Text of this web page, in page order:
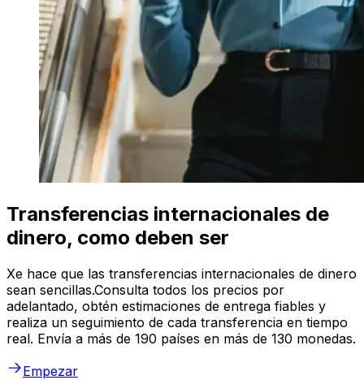
Transferencias internacionales de
dinero, como deben ser
Xe hace que las transferencias internacionales de dinero
sean sencillas.Consulta todos los precios por
adelantado, obtén estimaciones de entrega fiables y
realiza un seguimiento de cada transferencia en tiempo
real. Envía a más de 190 países en más de 130 monedas.
Empezar